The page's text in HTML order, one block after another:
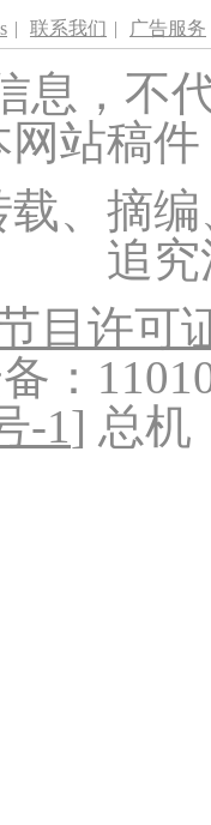
| 联系我们 | 广告服务
息，不
网站稿
、摘
追
目许可
：
-1] 总机